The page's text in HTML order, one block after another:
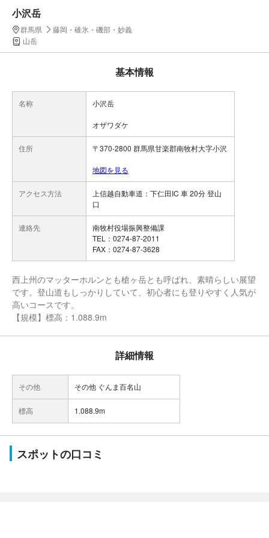
小沢岳
群馬県
藤岡・碓氷・磯部・妙義
山岳
基本情報
名称 小沢岳
オザワダケ
住所 〒370-2800 群馬県甘楽郡南牧村大字小沢
地図を見る
アクセス方法
上信越自動車道：下仁田IC 車 20分 登山
口
連絡先
南牧村役場振興整備課
TEL：0274-87-2011
FAX：0274-87-3628
西上州のマッターホルンとも槍ヶ岳とも呼ばれ、素晴らしい展望
です。登山道もしっかりしていて、初心者にも登りやすく人気が
高いコースです。
【規模】標高：1.088.9m
詳細情報
その他 その他 ぐんま百名山
標高 1.088.9m
スポットの口コミ